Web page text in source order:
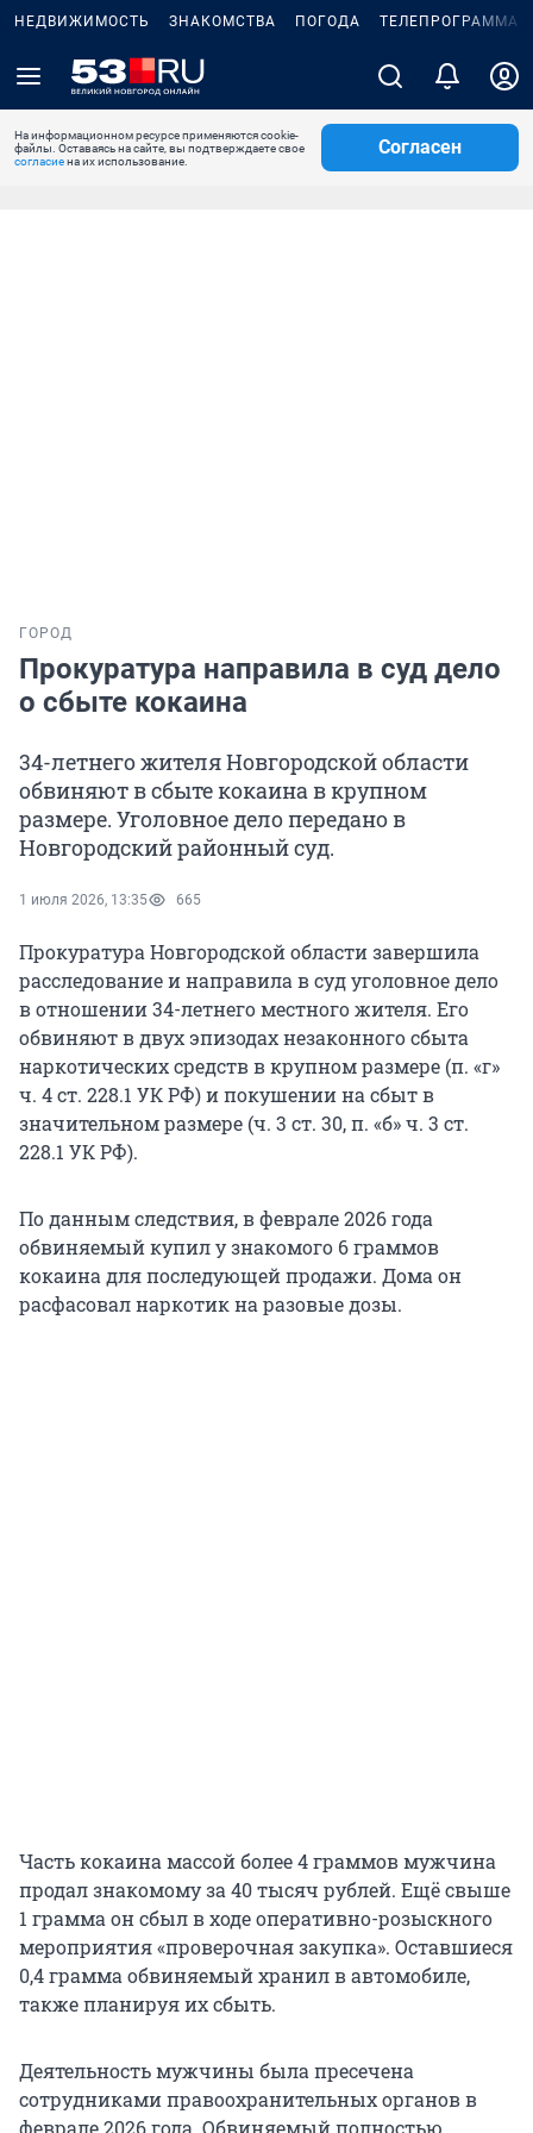
НЕДВИЖИМОСТЬ ЗНАКОМСТВА ПОГОДА ТЕЛЕПРОГРАММА
На информационном ресурсе применяются cookie-
файлы. Оставаясь на сайте, вы подтверждаете свое
согласиена их использование.
Согласен
ГОРОД
Прокуратура направила в суд дело
о сбыте кокаина
34-летнего жителя Новгородской области
обвиняют в сбыте кокаина в крупном
размере. Уголовное дело передано в
Новгородский районный суд.
1 июля 2026, 13:35 665
Прокуратура Новгородской области завершила
расследование и направила в суд уголовное дело
в отношении 34-летнего местного жителя. Его
обвиняют в двух эпизодах незаконного сбыта
наркотических средств в крупном размере (п. «г»
ч. 4 ст. 228.1 УК РФ) и покушении на сбыт в
значительном размере (ч. 3 ст. 30, п. «б» ч. 3 ст.
228.1 УК РФ).
По данным следствия, в феврале 2026 года
обвиняемый купил у знакомого 6 граммов
кокаина для последующей продажи. Дома он
расфасовал наркотик на разовые дозы.
Часть кокаина массой более 4 граммов мужчина
продал знакомому за 40 тысяч рублей. Ещё свыше
1 грамма он сбыл в ходе оперативно-розыскного
мероприятия «проверочная закупка». Оставшиеся
0,4 грамма обвиняемый хранил в автомобиле,
также планируя их сбыть.
Деятельность мужчины была пресечена
сотрудниками правоохранительных органов в
феврале 2026 года. Обвиняемый полностью